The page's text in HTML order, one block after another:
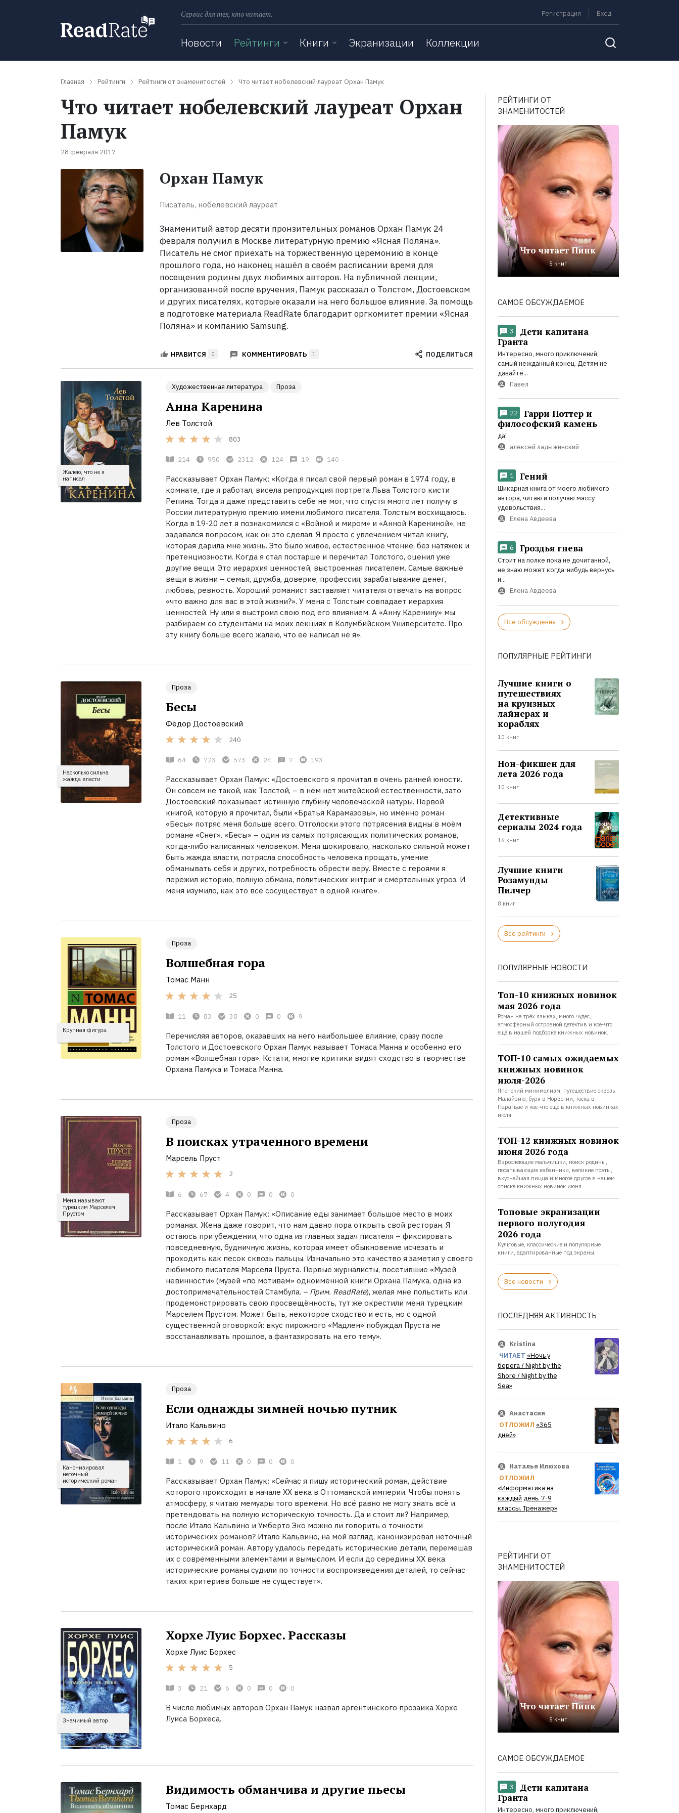
Сервис для тех, кто читает. Регистрация Вход
Новости Рейтинги Книги Экранизации Коллекции
Главная Рейтинги Рейтинги от знаменитостей Что читает нобелевский лауреат Орхан Памук
Что читает нобелевский лауреат Орхан
Памук
28 февраля 2017
Орхан Памук
Писатель, нобелевский лауреат
Знаменитый автор десяти пронзительных романов Орхан Памук 24
февраля получил в Москве литературную премию «Ясная Поляна».
Писатель не смог приехать на торжественную церемонию в конце
прошлого года, но наконец нашёл в своём расписании время для
посещения родины двух любимых авторов. На публичной лекции,
организованной после вручения, Памук рассказал о Толстом, Достоевском
и других писателях, которые оказали на него большое влияние. За помощь
в подготовке материала ReadRate благодарит оргкомитет премии «Ясная
Поляна» и компанию Samsung.
НРАВИТСЯ 0 КОММЕНТИРОВАТЬ 1 ПОДЕЛИТЬСЯ
Жалею, что не я
написал
Художественная литература Проза
Анна Каренина
Лев Толстой
803
214 950 2312 124 19 140
Рассказывает Орхан Памук: «Когда я писал свой первый роман в 1974 году, в
комнате, где я работал, висела репродукция портрета Льва Толстого кисти
Репина. Тогда я даже представить себе не мог, что спустя много лет получу в
России литературную премию имени любимого писателя. Толстым восхищаюсь.
Когда в 19-20 лет я познакомился с «Войной и миром» и «Анной Карениной», не
задавался вопросом, как он это сделал. Я просто с увлечением читал книгу,
которая дарила мне жизнь. Это было живое, естественное чтение, без натяжек и
претенциозности. Когда я стал постарше и перечитал Толстого, оценил уже
другие вещи. Это иерархия ценностей, выстроенная писателем. Самые важные
вещи в жизни – семья, дружба, доверие, профессия, зарабатывание денег,
любовь, ревность. Хороший романист заставляет читателя отвечать на вопрос
«что важно для вас в этой жизни?». У меня с Толстым совпадает иерархия
ценностей. Ну или я выстроил свою под его влиянием. А «Анну Каренину» мы
разбираем со студентами на моих лекциях в Колумбийском Университете. Про
эту книгу больше всего жалею, что её написал не я».
Насколько сильна
жажда власти
Проза
Бесы
Фёдор Достоевский
240
64 723 573 24 7 193
Рассказывает Орхан Памук: «Достоевского я прочитал в очень ранней юности.
Он совсем не такой, как Толстой, – в нём нет житейской естественности, зато
Достоевский показывает истинную глубину человеческой натуры. Первой
книгой, которую я прочитал, были «Братья Карамазовы», но именно роман
«Бесы» потряс меня больше всего. Отголоски этого потрясения видны в моём
романе «Снег». «Бесы» – один из самых потрясающих политических романов,
когда-либо написанных человеком. Меня шокировало, насколько сильной может
быть жажда власти, потрясла способность человека прощать, умение
обманывать себя и других, потребность обрести веру. Вместе с героями я
пережил историю, полную обмана, политических интриг и смертельных угроз. И
меня изумило, как это всё сосуществует в одной книге».
Крупная фигура
Проза
Волшебная гора
Томас Манн
25
11 83 38 0 0 9
Перечисляя авторов, оказавших на него наибольшее влияние, сразу после
Толстого и Достоевского Орхан Памук называет Томаса Манна и особенно его
роман «Волшебная гора». Кстати, многие критики видят сходство в творчестве
Орхана Памука и Томаса Манна.
Меня называют
турецким Марселем
Прустом
Проза
В поисках утраченного времени
Марсель Пруст
2
6 67 4 0 0 0
Рассказывает Орхан Памук: «Описание еды занимает большое место в моих
романах. Жена даже говорит, что нам давно пора открыть свой ресторан. Я
остаюсь при убеждении, что одна из главных задач писателя – фиксировать
повседневную, будничную жизнь, которая имеет обыкновение исчезать и
проходить как песок сквозь пальцы. Изначально это качество я заметил у своего
любимого писателя Марселя Пруста. Первые журналисты, посетившие «Музей
невинности» (музей «по мотивам» одноимённой книги Орхана Памука, одна из
достопримечательностей Стамбула. – Прим. ReadRate), желая мне польстить или
продемонстрировать свою просвещённость, тут же окрестили меня турецким
Марселем Прустом. Может быть, некоторое сходство и есть, но с одной
существенной оговоркой: вкус пирожного «Мадлен» побуждал Пруста не
восстанавливать прошлое, а фантазировать на его тему».
Канонизировал
неточный
исторический роман
Проза
Если однажды зимней ночью путник
Итало Кальвино
6
1 9 11 0 0 0
Рассказывает Орхан Памук: «Сейчас я пишу исторический роман, действие
которого происходит в начале XX века в Оттоманской империи. Чтобы понять
атмосферу, я читаю мемуары того времени. Но всё равно не могу знать всё и
претендовать на полную историческую точность. Да и стоит ли? Например,
после Итало Кальвино и Умберто Эко можно ли говорить о точности
исторических романов? Итало Кальвино, на мой взгляд, канонизировал неточный
исторический роман. Автору удалось передать исторические детали, перемешав
их с современными элементами и вымыслом. И если до середины XX века
исторические романы судили по точности воспроизведения деталей, то сейчас
таких критериев больше не существует».
Значимый автор
Хорхе Луис Борхес. Рассказы
Хорхе Луис Борхес
5
3 21 6 0 0 0
В числе любимых авторов Орхан Памук назвал аргентинского прозаика Хорхе
Луиса Борхеса.
Видимость обманчива и другие пьесы
Томас Бернхард
РЕЙТИНГИ ОТ
ЗНАМЕНИТОСТЕЙ
Что читает Пинк
5 книг
САМОЕ ОБСУЖДАЕМОЕ
3
Дети капитана
Гранта
Интересно, много приключений,
самый нежданный конец. Детям не
давайте...
Павел
22
Гарри Поттер и
философский камень
да!
алексей ладыжинский
1 Гений
Шикарная книга от моего любимого
автора, читаю и получаю массу
удовольствия...
Елена Авдеева
6 Гроздья гнева
Стоит на полке пока не дочитанной,
не знаю может когда-нибудь вернусь
и...
Елена Авдеева
Все обсуждения
ПОПУЛЯРНЫЕ РЕЙТИНГИ
Лучшие книги о
путешествиях
на круизных
лайнерах и
кораблях
10 книг
Нон-фикшен для
лета 2026 года
10 книг
Детективные
сериалы 2024 года
16 книг
Лучшие книги
Розамунды
Пилчер
8 книг
Все рейтинги
ПОПУЛЯРНЫЕ НОВОСТИ
Топ-10 книжных новинок
мая 2026 года
Роман на трёх языках, много чудес,
атмосферный островной детектив и кое-что
ещё в нашей подборке книжных новинок.
ТОП-10 самых ожидаемых
книжных новинок
июля-2026
Японский минимализм, путешествие сквозь
Малайзию, буря в Норвегии, тоска в
Парагвае и кое-что ещё в книжных новинках
июля.
ТОП-12 книжных новинок
июня 2026 года
Взрослеющие мальчишки, поиск родины,
посапывающие кабанчики, великие поэты,
вкуснейшая пицца и многое другое в нашем
списке книжных новинок июня.
Топовые экранизации
первого полугодия
2026 года
Культовые, классические и популярные
книги, адаптированные под экраны.
Все новости
ПОСЛЕДНЯЯ АКТИВНОСТЬ
Kristina
ЧИТАЕТ «Ночь у
берега / Night by the
Shore / Night by the
Sea»
Анастасия
ОТЛОЖИЛ «365
дней»
Наталья Илюхова
ОТЛОЖИЛ
«Информатика на
каждый день. 7-9
классы. Тренажер»
РЕЙТИНГИ ОТ
ЗНАМЕНИТОСТЕЙ
Что читает Пинк
5 книг
САМОЕ ОБСУЖДАЕМОЕ
3
Дети капитана
Гранта
Интересно, много приключений,